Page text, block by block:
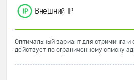
Внешний IP
Оптимальный вариант для стриминга и
действует по ограниченному списку